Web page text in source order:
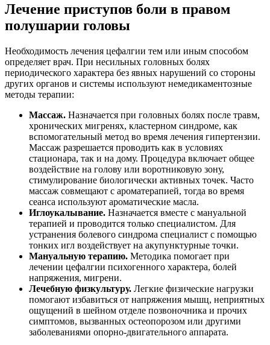
Лечение приступов боли в правом
полушарии головы
Необходимость лечения цефалгии тем или иным способом
определяет врач. При несильных головных болях
периодического характера без явных нарушений со стороны
других органов и системы используют немедикаментозные
методы терапии:
Массаж. Назначается при головных болях после травм,
хронических мигренях, кластерном синдроме, как
вспомогательный метод во время лечения гипертензии.
Массаж разрешается проводить как в условиях
стационара, так и на дому. Процедура включает общее
воздействие на голову или воротниковую зону,
стимулирование биологически активных точек. Часто
массаж совмещают с ароматерапией, тогда во время
сеанса используют ароматические масла.
Иглоукалывание. Назначается вместе с мануальной
терапией и проводится только специалистом. Для
устранения болевого синдрома специалист с помощью
тонких игл воздействует на акупунктурные точки.
Мануальную терапию. Методика помогает при
лечении цефалгии психогенного характера, болей
напряжения, мигрени.
Лечебную физкультуру. Легкие физические нагрузки
помогают избавиться от напряжения мышц, неприятных
ощущений в шейном отделе позвоночника и прочих
симптомов, вызванных остеопорозом или другими
заболеваниями опорно-двигательного аппарата.